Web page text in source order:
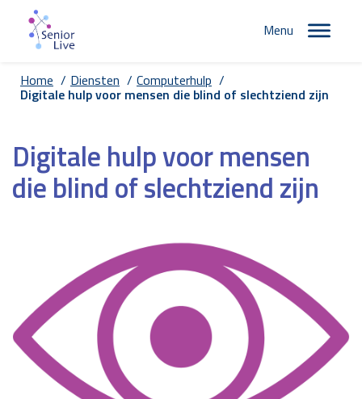
Menu
Home / Diensten / Computerhulp /
Digitale hulp voor mensen die blind of slechtziend zijn
Digitale hulp voor mensen
die blind of slechtziend zijn